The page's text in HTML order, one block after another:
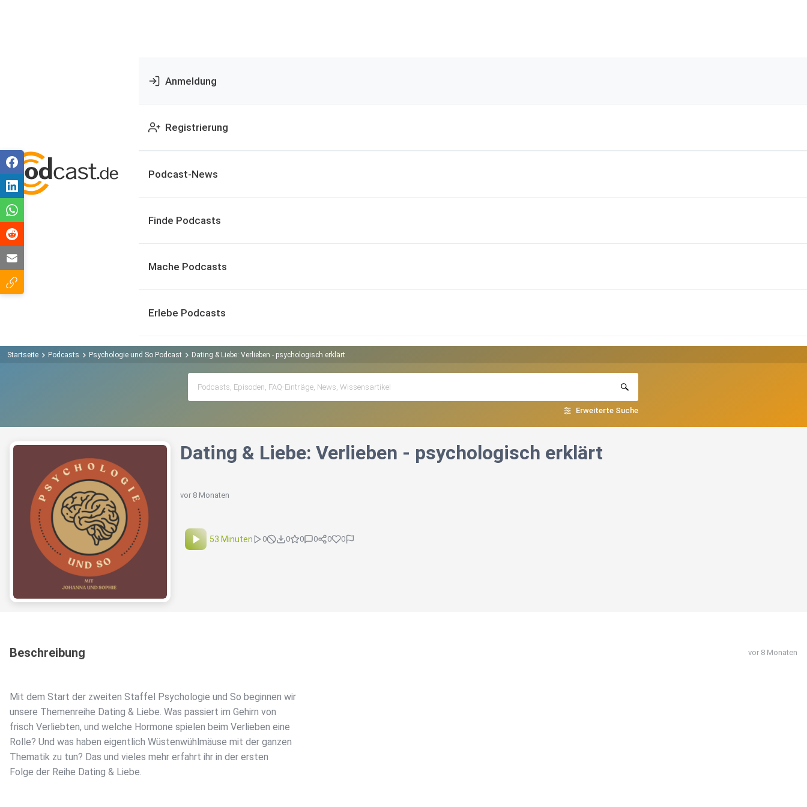
Anmeldung
Registrierung
Podcast-News
Finde Podcasts
Mache Podcasts
Erlebe Podcasts
Startseite Podcasts Psychologie und So Podcast Dating & Liebe: Verlieben - psychologisch erklärt
Erweiterte Suche
Dating & Liebe: Verlieben - psychologisch erklärt
vor 8 Monaten
53 Minuten 0 0 0 0 0 0
Beschreibung vor 8 Monaten
Mit dem Start der zweiten Staffel Psychologie und So beginnen wir
unsere Themenreihe Dating & Liebe. Was passiert im Gehirn von
frisch Verliebten, und welche Hormone spielen beim Verlieben eine
Rolle? Und was haben eigentlich Wüstenwühlmäuse mit der ganzen
Thematik zu tun? Das und vieles mehr erfahrt ihr in der ersten
Folge der Reihe Dating & Liebe.